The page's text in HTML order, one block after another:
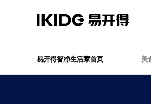
易开得智净生活家首页 美